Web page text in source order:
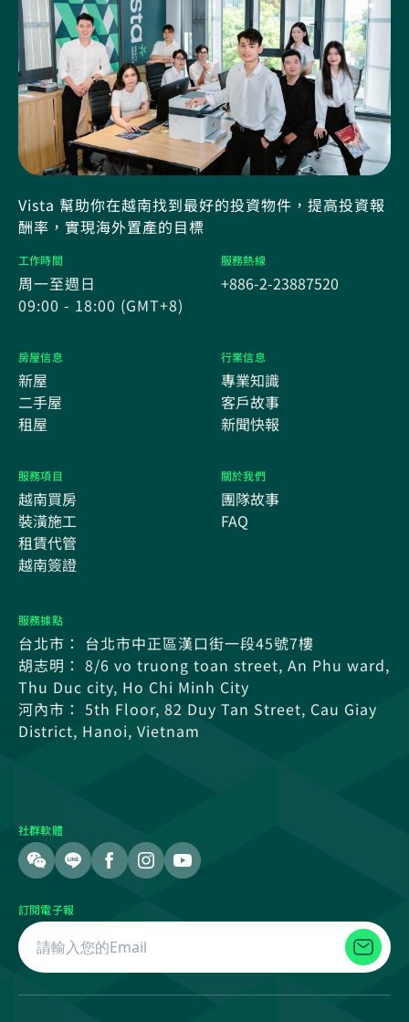
Vista 幫助你在越南找到最好的投資物件，提高投資報
酬率，實現海外置產的目標
工作時間
周一至週日
09:00 - 18:00 (GMT+8)
服務熱線
+886-2-23887520
房屋信息
新屋
二手屋
租屋
行業信息
專業知識
客戶故事
新聞快報
服務項目
越南買房
裝潢施工
租賃代管
越南簽證
關於我們
團隊故事
FAQ
服務據點
台北市： 台北市中正區漢口街一段45號7樓
胡志明： 8/6 vo truong toan street, An Phu ward,
Thu Duc city, Ho Chi Minh City
河內市： 5th Floor, 82 Duy Tan Street, Cau Giay
District, Hanoi, Vietnam
社群軟體
訂閱電子報